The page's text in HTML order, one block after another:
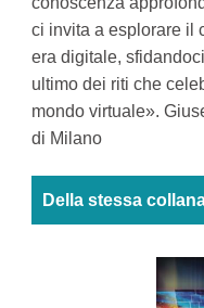
ci invita a esplorare il
era digitale,
ultimo dei riti che
mondo virtuale».
di Milano
Della stessa